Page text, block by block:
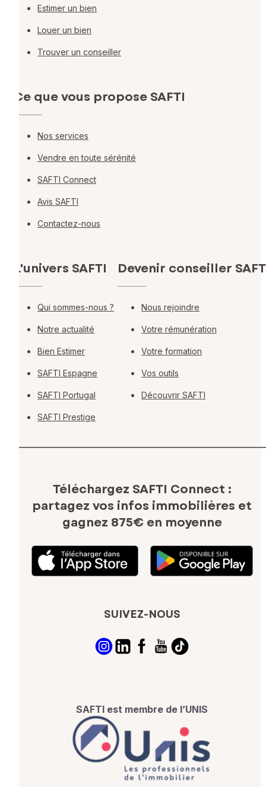
Estimer un bien
Louer un bien
Trouver un conseiller
Ce que vous propose SAFTI
Nos services
Vendre en toute sérénité
SAFTI Connect
Avis SAFTI
Contactez-nous
L'univers SAFTI
Qui sommes-nous ?
Notre actualité
Bien Estimer
SAFTI Espagne
SAFTI Portugal
SAFTI Prestige
Devenir conseiller
Nous rejoindre
Votre rémunération
Votre formation
Vos outils
Découvrir SAFTI
Téléchargez SAFTI Connect :
partagez vos infos immobilières et
gagnez 875€ en moyenne
SUIVEZ-NOUS
SAFTI est membre de l’UNIS